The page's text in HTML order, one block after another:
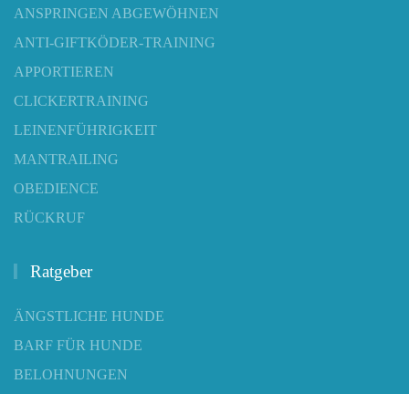
ANSPRINGEN ABGEWÖHNEN
ANTI-GIFTKÖDER-TRAINING
APPORTIEREN
CLICKERTRAINING
LEINENFÜHRIGKEIT
MANTRAILING
OBEDIENCE
RÜCKRUF
Ratgeber
ÄNGSTLICHE HUNDE
BARF FÜR HUNDE
BELOHNUNGEN